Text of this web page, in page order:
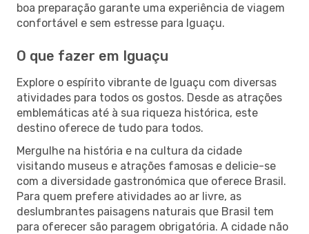
boa preparação garante uma experiência de viagem
confortável e sem estresse para Iguaçu.
O que fazer em Iguaçu
Explore o espírito vibrante de Iguaçu com diversas
atividades para todos os gostos. Desde as atrações
emblemáticas até à sua riqueza histórica, este
destino oferece de tudo para todos.
Mergulhe na história e na cultura da cidade
visitando museus e atrações famosas e delicie-se
com a diversidade gastronómica que oferece Brasil.
Para quem prefere atividades ao ar livre, as
deslumbrantes paisagens naturais que Brasil tem
para oferecer são paragem obrigatória. A cidade não